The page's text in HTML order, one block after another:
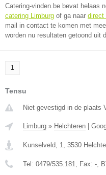
Catering-vinden.be bevat helaas
catering Limburg of ga naar direct
mail in contact te komen met
worden nu resultaten getoond uit
1
Tensu
Niet gevestigd in de plaats
Limburg » Helchteren
Kunselveld, 1, 3530
Tel: 0479/535.181, Fax: -,